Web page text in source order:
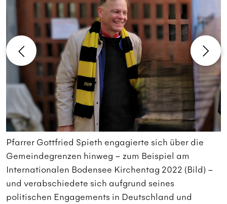
Pfarrer Gottfried Spieth engagierte sich über die
Gemeindegrenzen hinweg – zum Beispiel am
Internationalen Bodensee Kirchentag 2022 (Bild) –
und verabschiedete sich aufgrund seines
politischen Engagements in Deutschland und